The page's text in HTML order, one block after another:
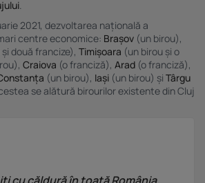
.
2021, dezvoltarea națională a
centre economice: Brașov (un birou),
două francize), Timișoara (un birou și o
Craiova (o franciză), Arad (o franciză),
(un birou), Iași (un birou) și Târgu
se alătură birourilor existente din Cluj